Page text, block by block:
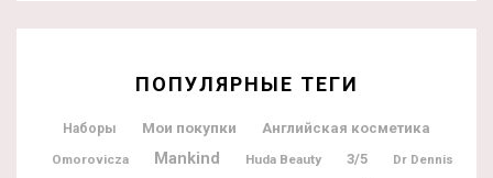
ПОПУЛЯРНЫЕ ТЕГИ
Наборы Мои покупки Английская косметика
Omorovicza Mankind Huda Beauty 3/5
Dr Dennis